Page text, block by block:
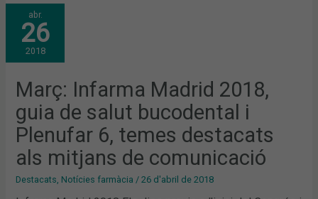
abr.
26
2018
Març: Infarma Madrid 2018,
guia de salut bucodental i
Plenufar 6, temes destacats
als mitjans de comunicació
Destacats Notícies farmàcia /26 d'abril de 2018
MARÇ:
INFARMA
MADRID
2018,
GUIA
DE
SALUT
I
PLENUFAR
6,
TEMES
DESTACATS
ALS
MITJANS
DE
COMUNICACIÓ